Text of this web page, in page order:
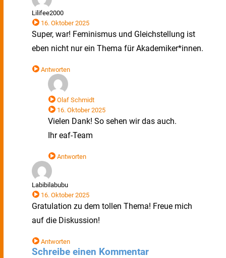
Lilifee2000
16. Oktober 2025
Super, war! Feminismus und Gleichstellung ist
eben nicht nur ein Thema für Akademiker*innen.
Antworten
Olaf Schmidt
16. Oktober 2025
Vielen Dank! So sehen wir das auch.
Ihr eaf-Team
Antworten
Labibilabubu
16. Oktober 2025
Gratulation zu dem tollen Thema! Freue mich
auf die Diskussion!
Antworten
Schreibe einen Kommentar